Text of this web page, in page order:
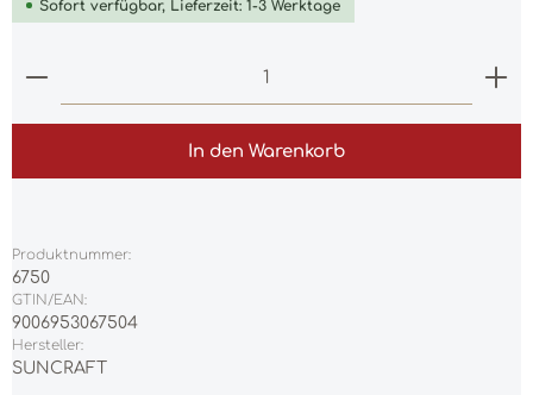
Sofort verfügbar, Lieferzeit: 1-3 Werktage
Produkt Anzahl: Gib den gewünschten Wert
In den Warenkorb
Produktnummer:
6750
GTIN/EAN:
9006953067504
Hersteller:
SUNCRAFT